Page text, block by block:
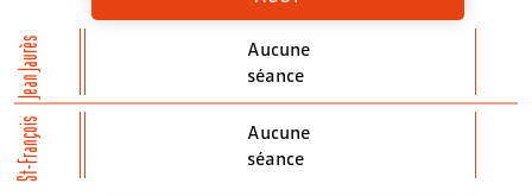
Jean Jaurès
St-François
Aucune
séance
Aucune
séance